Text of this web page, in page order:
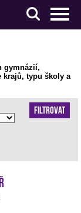
gymnázií,
krajů, typu školy a
Filtrovat